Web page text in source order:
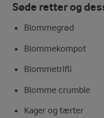
Søde retter og
Blommegrød
Blommekompot
Blommetrifli
Blomme crumble
Kager og tærter